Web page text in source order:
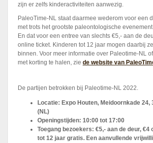
zijn er zelfs kinderactiviteiten aanwezig.
PaleoTime-NL staat daarmee wederom voor een
met trots het grootste paleontologische
En dat voor een entree van slechts €5,- aan de
online ticket. Kinderen tot 12 jaar mogen daarbij
binnen. Voor meer informatie over Paleotime-NL
met korting te halen, zie de website van
De partijen betrokken bij Paleotime-NL 2022.
Locatie: Expo Houten, Meidoornkade 24,
(NL)
Openingstijden: 10:00 tot 17:00
Toegang bezoekers: €5,- aan de deur, €4
tot 12 jaar gratis. Een aanvullende